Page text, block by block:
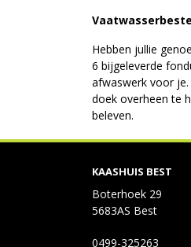
Hebben jullie
6 bijgeleverde
afwaswerk voor
doek overheen te
beleven.
KAASHUIS BEST
Boterhoek 29
5683AS Best
0499-325263